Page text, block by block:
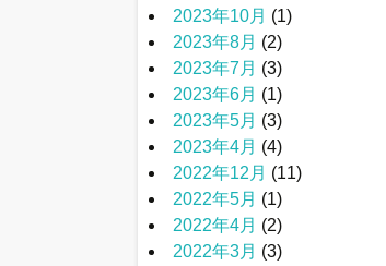
2023年10月 (1)
2023年8月 (2)
2023年7月 (3)
2023年6月 (1)
2023年5月 (3)
2023年4月 (4)
2022年12月 (11)
2022年5月 (1)
2022年4月 (2)
2022年3月 (3)